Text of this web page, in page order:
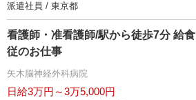
派遣社員 / 東京都
看護師・准看護師/駅から徒歩7分 給
従のお仕事
矢木脳神経外科病院
日給3万円～3万5,000円